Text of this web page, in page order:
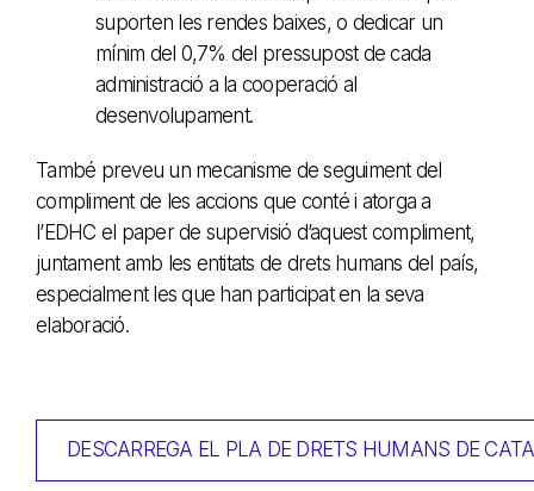
suporten les rendes baixes, o dedicar un
mínim del 0,7% del pressupost de cada
administració a la cooperació al
desenvolupament.
També preveu un mecanisme de seguiment del
compliment de les accions que conté i atorga a
l’EDHC el paper de supervisió d’aquest compliment,
juntament amb les entitats de drets humans del país,
especialment les que han participat en la seva
elaboració.
DESCARREGA EL PLA DE DRETS HUMANS DE